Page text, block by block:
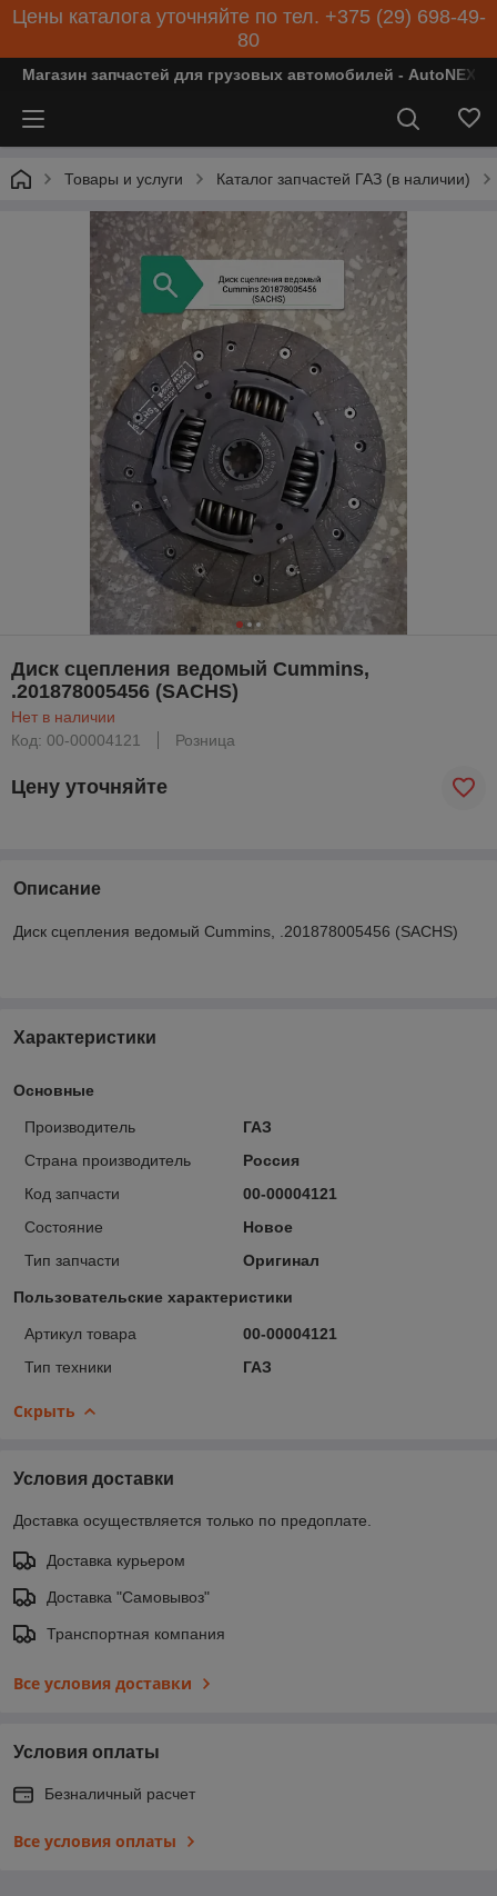
Цены каталога уточняйте по тел. +375 (29) 698-49-
80
Магазин запчастей для грузовых автомобилей - AutoNEXT
Товары и услуги Каталог запчастей ГАЗ (в наличии)
Диск сцепления ведомый Cummins,
.201878005456 (SACHS)
Нет в наличии
Код: 00-00004121
Розница
Цену уточняйте
Описание
Диск сцепления ведомый Cummins, .201878005456 (SACHS)
Характеристики
Основные
Производитель
ГАЗ
Страна производитель
Россия
Код запчасти
00-00004121
Состояние
Новое
Тип запчасти
Оригинал
Пользовательские характеристики
Артикул товара
00-00004121
Тип техники
ГАЗ
Скрыть
Условия доставки
Доставка осуществляется только по предоплате.
Доставка курьером
Доставка "Самовывоз"
Транспортная компания
Все условия доставки
Условия оплаты
Безналичный расчет
Все условия оплаты